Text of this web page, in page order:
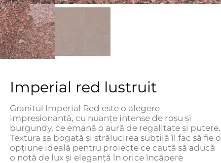
Imperial red lustruit
Granitul Imperial Red este o alegere
impresionantă, cu nuanțe intense de roșu și
burgundy, ce emană o aură de regalitate și putere.
Textura sa bogată și strălucirea subtilă îl fac să fie o
opțiune ideală pentru proiecte ce caută să aducă
o notă de lux și eleganță în orice încăpere